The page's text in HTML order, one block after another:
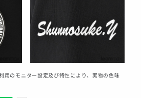
用のモニター設定及び特性により、実物の色味